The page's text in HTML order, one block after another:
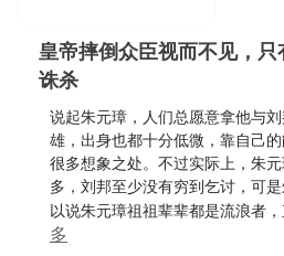
皇帝摔倒众臣视而不见，
诛杀
说起朱元璋，人们总愿意拿他与
雄，出身也都十分低微，靠自己
很多想象之处。不过实际上，朱
多，刘邦至少没有穷到乞讨，可
以说朱元璋祖祖辈辈都是流浪者
多